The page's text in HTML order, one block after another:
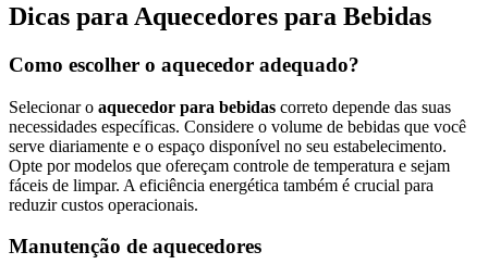
Dicas para Aquecedores para Bebidas
Como escolher o aquecedor adequado?
Selecionar o aquecedor para bebidas correto depende das suas
necessidades específicas. Considere o volume de bebidas que você
serve diariamente e o espaço disponível no seu estabelecimento.
Opte por modelos que ofereçam controle de temperatura e sejam
fáceis de limpar. A eficiência energética também é crucial para
reduzir custos operacionais.
Manutenção de aquecedores